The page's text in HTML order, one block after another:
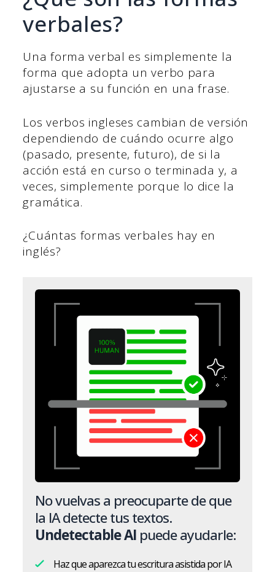
verbales?
Una forma verbal es simplemente la
forma que adopta un verbo para
ajustarse a su función en una frase.
Los verbos ingleses cambian de versión
dependiendo de cuándo ocurre algo
(pasado, presente, futuro), de si la
acción está en curso o terminada y, a
veces, simplemente porque lo dice la
gramática.
¿Cuántas formas verbales hay en
inglés?
No vuelvas a preocuparte de que
la IA detecte tus textos.
Undetectable AI puede ayudarle:
Haz que aparezca tu escritura asistida por IA